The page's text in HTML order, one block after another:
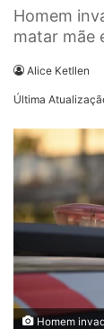
Homem
matar mãe
Alice Ketllen
Última
Homem